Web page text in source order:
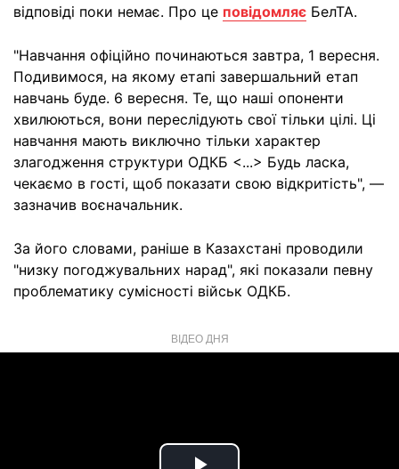
відповіді поки немає. Про це повідомляє БелТА.
"Навчання офіційно починаються завтра, 1 вересня.
Подивимося, на якому етапі завершальний етап
навчань буде. 6 вересня. Те, що наші опоненти
хвилюються, вони переслідують свої тільки цілі. Ці
навчання мають виключно тільки характер
злагодження структури ОДКБ <...> Будь ласка,
чекаємо в гості, щоб показати свою відкритість", —
зазначив воєначальник.
За його словами, раніше в Казахстані проводили
"низку погоджувальних нарад", які показали певну
проблематику сумісності військ ОДКБ.
ВІДЕО ДНЯ